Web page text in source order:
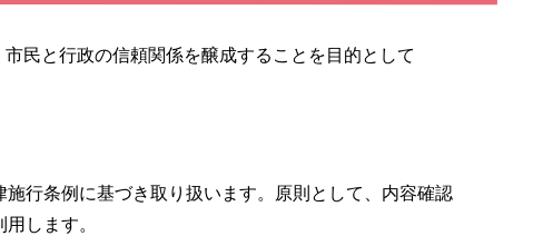
民と行政の信頼関係を醸成することを目的として
行条例に基づき取り扱います。原則として、内容確認
します。